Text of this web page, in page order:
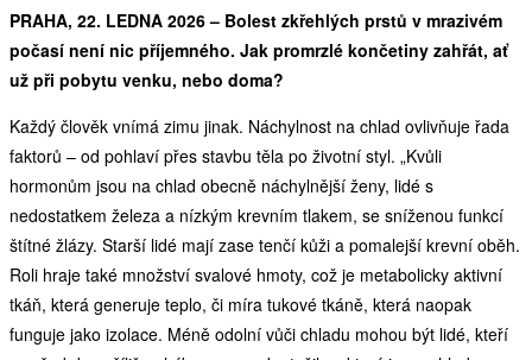
PRAHA, 22. LEDNA 2026 – Bolest zkřehlých prstů v mrazivém
počasí není nic příjemného. Jak promrzlé končetiny zahřát, ať
už při pobytu venku, nebo doma?
Každý člověk vnímá zimu jinak. Náchylnost na chlad ovlivňuje řada
faktorů – od pohlaví přes stavbu těla po životní styl. „Kvůli
hormonům jsou na chlad obecně náchylnější ženy, lidé s
nedostatkem železa a nízkým krevním tlakem, se sníženou funkcí
štítné žlázy. Starší lidé mají zase tenčí kůži a pomalejší krevní oběh.
Roli hraje také množství svalové hmoty, což je metabolicky aktivní
tkáň, která generuje teplo, či míra tukové tkáně, která naopak
funguje jako izolace. Méně odolní vůči chladu mohou být lidé, kteří